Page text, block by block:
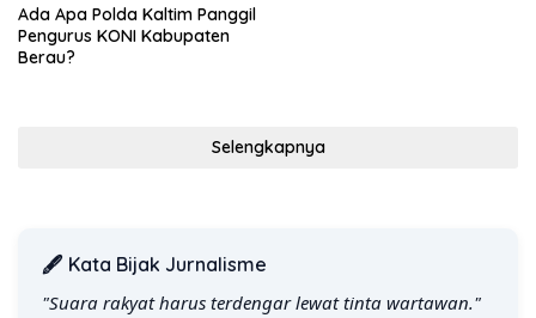
Ada Apa Polda Kaltim Panggil
Pengurus KONI Kabupaten
Berau?
Selengkapnya
🖋️ Kata Bijak Jurnalisme
"Suara rakyat harus terdengar lewat tinta wartawan."